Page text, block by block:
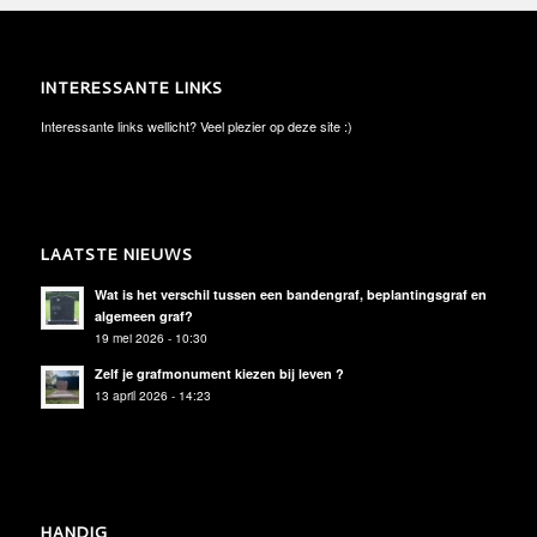
INTERESSANTE LINKS
Interessante links wellicht? Veel plezier op deze site :)
LAATSTE NIEUWS
Wat is het verschil tussen een bandengraf, beplantingsgraf en
algemeen graf?
19 mei 2026 - 10:30
Zelf je grafmonument kiezen bij leven ?
13 april 2026 - 14:23
HANDIG